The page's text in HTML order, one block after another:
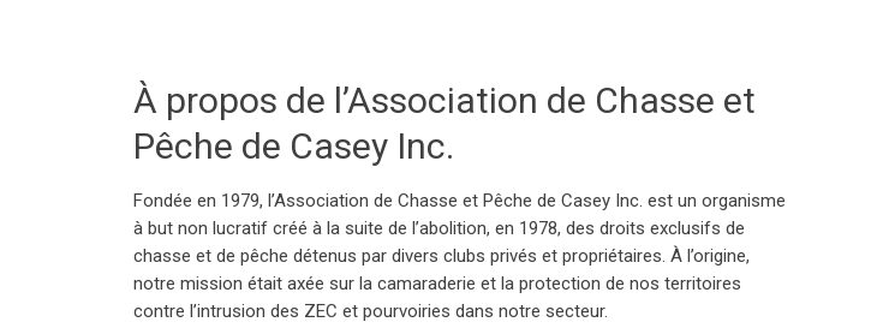
À propos de l’Association de Chasse et
Pêche de Casey Inc.
Fondée en 1979, l’Association de Chasse et Pêche de Casey Inc. est un organisme
à but non lucratif créé à la suite de l’abolition, en 1978, des droits exclusifs de
chasse et de pêche détenus par divers clubs privés et propriétaires. À l’origine,
notre mission était axée sur la camaraderie et la protection de nos territoires
contre l’intrusion des ZEC et pourvoiries dans notre secteur.